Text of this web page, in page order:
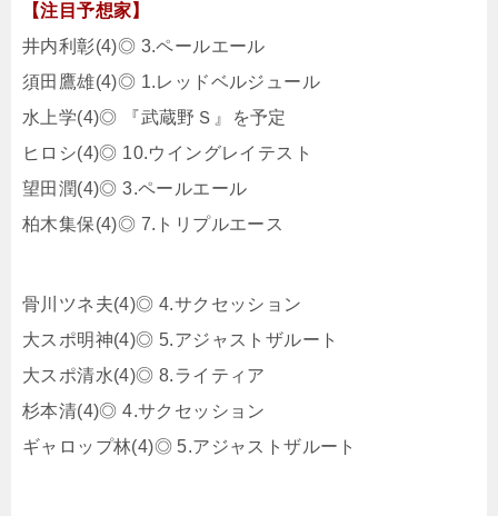
【注目予想家】
井内利彰(4)◎ 3.ペールエール
須田鷹雄(4)◎ 1.レッドベルジュール
水上学(4)◎ 『武蔵野Ｓ』を予定
ヒロシ(4)◎ 10.ウイングレイテスト
望田潤(4)◎ 3.ペールエール
柏木集保(4)◎ 7.トリプルエース
骨川ツネ夫(4)◎ 4.サクセッション
大スポ明神(4)◎ 5.アジャストザルート
大スポ清水(4)◎ 8.ライティア
杉本清(4)◎ 4.サクセッション
ギャロップ林(4)◎ 5.アジャストザルート